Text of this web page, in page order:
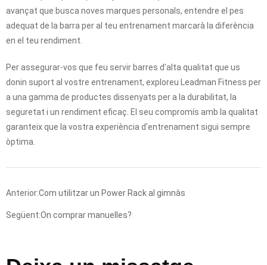
avançat que busca noves marques personals, entendre el pes
adequat de la barra per al teu entrenament marcarà la diferència
en el teu rendiment.
Per assegurar-vos que feu servir barres d'alta qualitat que us
donin suport al vostre entrenament, exploreu Leadman Fitness per
a una gamma de productes dissenyats per a la durabilitat, la
seguretat i un rendiment eficaç. El seu compromís amb la qualitat
garanteix que la vostra experiència d'entrenament sigui sempre
òptima.
Anterior:Com utilitzar un Power Rack al gimnàs
Següent:On comprar manuelles?